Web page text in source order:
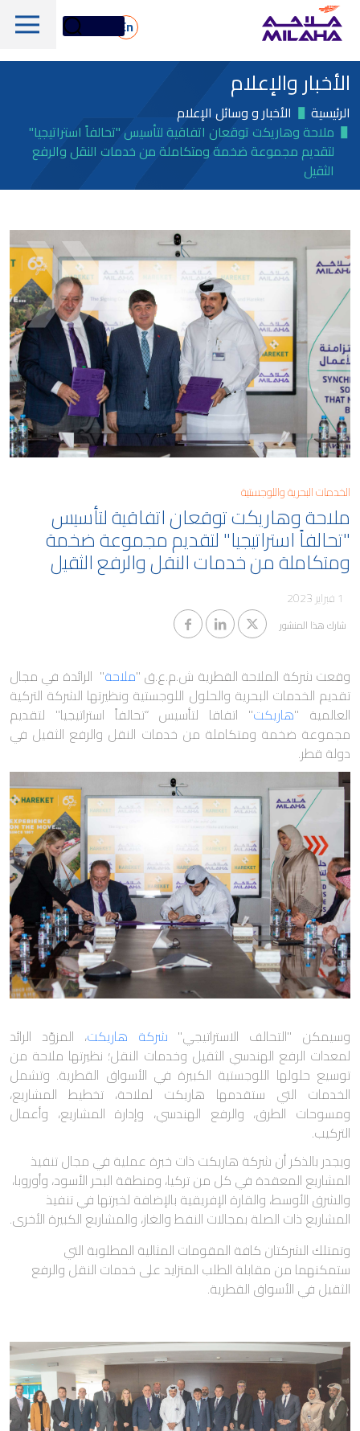
Skip to main content
En
مجلس الإدارة
الإدارة التنفيذية
القيم الجوهرية
الأسطول
الاستدامة
الخدمات البحرية واللوجستية
الخدمات البحرية والفنية
دعم المنصات البحرية
الغاز والبتروكيماويات
كابيتال
لمحة عامة
أسهم ملاحة
معلومات مالية
معلومات المساهمين والجمعية
العمومية
حوكمة الشركات
معلومات مفيدة
الأخبار والإعلام
مدونة
وظائف ملاحة
التقطير
الوظائف البحرية
تنبيهات الاحتيال
الأخبار والإعلام
الرئيسية
الأخبار و وسائل الإعلام
ملاحة وهاريكت توقعان اتفاقية لتأسيس "تحالفاً استراتيجيا"
لتقديم مجموعة ضخمة ومتكاملة من خدمات النقل والرفع
الثقيل
الخدمات البحرية واللوجستية
ملاحة وهاريكت توقعان اتفاقية لتأسيس
"تحالفاً استراتيجيا" لتقديم مجموعة ضخمة
ومتكاملة من خدمات النقل والرفع الثقيل
1 فبراير 2023
شارك هذا المنشور
وقعت شركة الملاحة القطرية ش.م.ع.ق "ملاحة" الرائدة في مجال
تقديم الخدمات البحرية والحلول اللوجستية ونظيرتها الشركة التركية
العالمية "هاريكت" اتفاقا لتأسيس “تحالفاً استراتيجيا" لتقديم
مجموعة ضخمة ومتكاملة من خدمات النقل والرفع الثقيل في
دولة قطر.
وسيمكن "التحالف الاستراتيجي" شركة هاريكت، المزوّد الرائد
لمعدات الرفع الهندسي الثقيل وخدمات النقل؛ نظيرتها ملاحة من
توسيع حلولها اللوجستية الكبيرة في الأسواق القطرية. وتشمل
الخدمات التي ستقدمها هاريكت لملاحة، تخطيط المشاريع،
ومسوحات الطرق، والرفع الهندسي، وإدارة المشاريع، وأعمال
التركيب.
ويجدر بالذكر أن شركة هاريكت ذات خبرة عملية في مجال تنفيذ
المشاريع المعقدة في كل من تركيا، ومنطقة البحر الأسود، وأوروبا،
والشرق الأوسط، والقارة الإفريقية بالإضافة لخبرتها في تنفيذ
المشاريع ذات الصلة بمجالات النفط والغاز، والمشاريع الكبيرة الأخرى.
وتمتلك الشركتان كافة المقومات المثالية المطلوبة التي
ستمكنهما من مقابلة الطلب المتزايد على خدمات النقل والرفع
الثقيل في الأسواق القطرية.